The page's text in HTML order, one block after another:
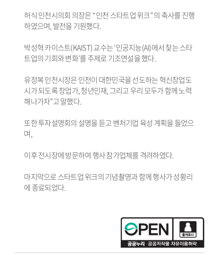
허식 인천시의회 의장은 “ 인천 스타트업 위크” 의 축사를 진행
하였으며, 발전을 기원했다.
박성혁 카이스트(KAIST) 교수는 ‘인공지능(AI)에서 찾는 스타
트업의 기회와 변화’를 주제로 기조연설을 했다.
유정복 인천시장은 인천이 대한민국을 선도하는 혁신창업도
시가 되도록 창업가, 청년인재, 그리고 우리 모두가 함께 노력
해나가자”고 말했다.
또한 투자설명회의 설명을 듣고 벤처기업 육성 계획을 들었으
며,
이후 전시장에 방문하여 행사 참가업체를 격려하였다.
마지막으로 스타트업 위크의 기념촬영과 함께 행사가 성황리
에 종료되었다.